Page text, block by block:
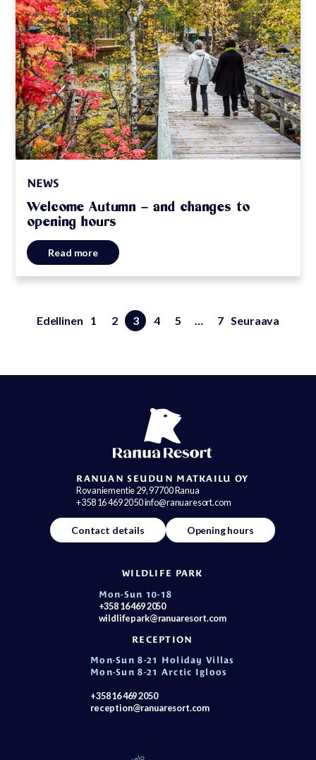
NEWS
Welcome Autumn – and changes to
opening hours
Read more
Edellinen 1 2 3 4 5 … 7 Seuraava
RANUAN SEUDUN MATKAILU OY
Rovaniementie 29, 97700 Ranua
+358 16 469 2050 info@ranuaresort.com
Contact details Opening hours
WILDLIFE PARK
Mon-Sun 10-18
+358 16 469 2050
wildlifepark@ranuaresort.com
RECEPTION
Mon-Sun 8-21 Holiday Villas
Mon-Sun 8-21 Arctic Igloos
+358 16 469 2050
reception@ranuaresort.com